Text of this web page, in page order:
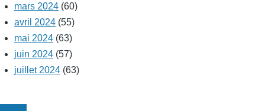
mars 2024 (60)
avril 2024 (55)
mai 2024 (63)
juin 2024 (57)
juillet 2024 (63)